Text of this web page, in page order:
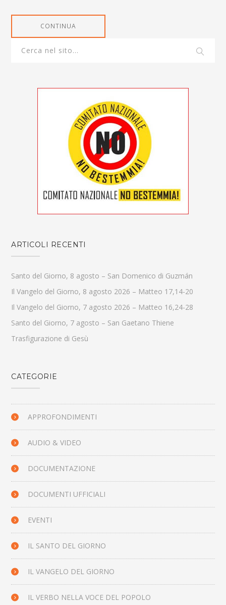
CONTINUA
ARTICOLI RECENTI
Santo del Giorno, 8 agosto – San Domenico di Guzmán
Il Vangelo del Giorno, 8 agosto 2026 – Matteo 17,14-20
Il Vangelo del Giorno, 7 agosto 2026 – Matteo 16,24-28
Santo del Giorno, 7 agosto – San Gaetano Thiene
Trasfigurazione di Gesù
CATEGORIE
APPROFONDIMENTI
AUDIO & VIDEO
DOCUMENTAZIONE
DOCUMENTI UFFICIALI
EVENTI
IL SANTO DEL GIORNO
IL VANGELO DEL GIORNO
IL VERBO NELLA VOCE DEL POPOLO